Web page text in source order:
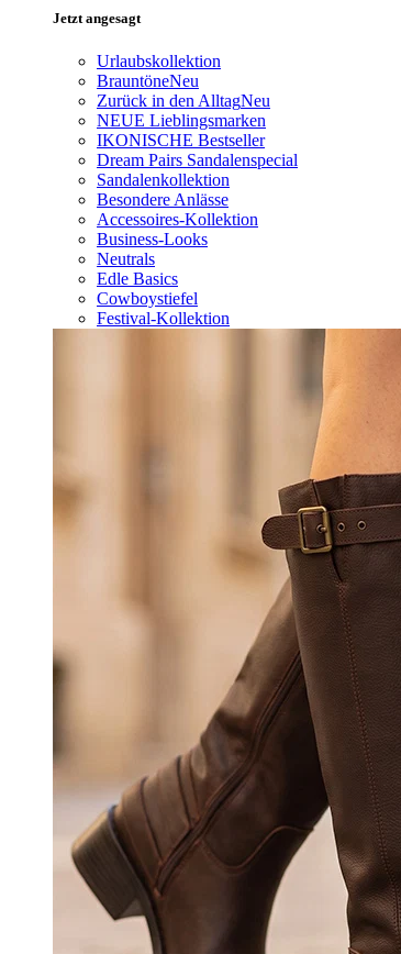
Jetzt angesagt
Urlaubskollektion
BrauntöneNeu
Zurück in den AlltagNeu
NEUE Lieblingsmarken
IKONISCHE Bestseller
Dream Pairs Sandalenspecial
Sandalenkollektion
Besondere Anlässe
Accessoires-Kollektion
Business-Looks
Neutrals
Edle Basics
Cowboystiefel
Festival-Kollektion